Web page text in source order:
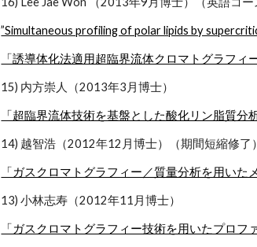
”Simultaneous profiling of polar lipids by
「誘導体化法適用超臨界流体クロマトグラフ
15) 内方崇人（2013年3月博士）
「超臨界流体技術を基盤とした酸化リン脂質分
14) 越智浩（2012年12月博士）（期間短縮修了）
「ガスクロマトグラフィー／質量分析を用い
13) 小林志寿（2012年11月博士）
「ガスクロマトグラフィー技術を用いたプロ